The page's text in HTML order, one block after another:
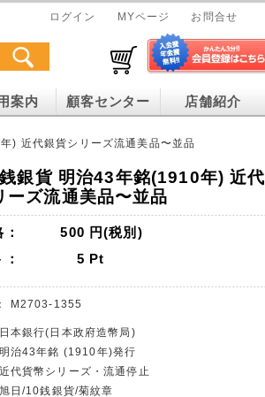
ログイン MYページ お問合せ
案内 顧客センター 店舗紹介
) 近代銀貨シリーズ流通美品〜並品
銀貨 明治43年銘(1910年) 近代
ーズ流通美品〜並品
500 円(税別)
5 Pt
M2703-1355
本銀行(日本政府造幣局)
治43年銘 (1910年)発行
代貨幣シリーズ・流通停止
日/10銭銀貨/菊紋章